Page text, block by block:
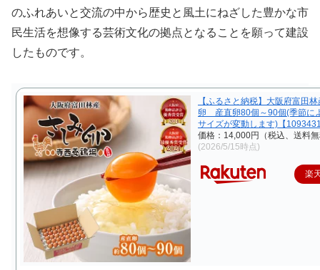
のふれあいと交流の中から歴史と風土にねざした豊かな市
民生活を想像する芸術文化の拠点となることを願って建設
したものです。
【ふるさと納税】大阪府富田
卵 産直卵80個～90個(季節に
サイズが変動します)【
価格：14,000円（税込、送料
(2026/5/15時点)
楽